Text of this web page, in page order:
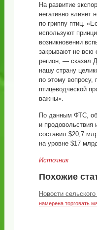
На развитие
негативно влияет
по гриппу птиц.
используют
возникновении
закрывают не всю
регион, — сказал
нашу страну
по этому вопросу,
птицеводческой
важны».
По данным ФТС,
и продовольствия
составил $20,7
на уровне $17
Источник
Похожие
Новости
намерена торговать